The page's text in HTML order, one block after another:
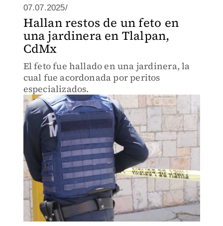
07.07.2025/
Hallan restos de un feto en
una jardinera en Tlalpan,
CdMx
El feto fue hallado en una jardinera, la
cual fue acordonada por peritos
especializados.